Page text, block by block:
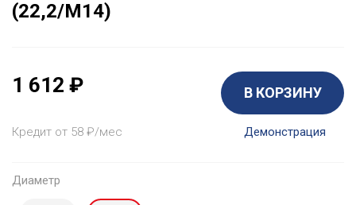
(22,2/M14)
1 612 ₽ В КОРЗИНУ
Кредит от 58 ₽/мес Демонстрация
Диаметр